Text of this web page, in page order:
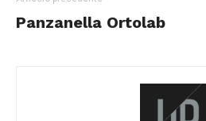
Panzanella Ortolab